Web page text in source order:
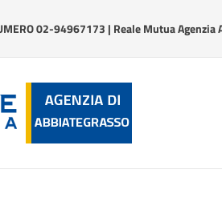
02-94967173 | Reale Mutua Agenzia